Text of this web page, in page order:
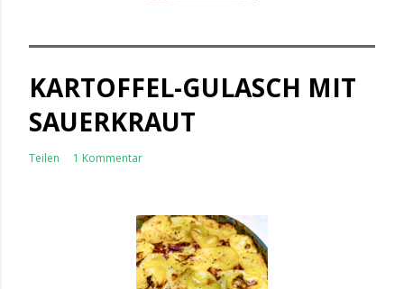
KARTOFFEL-GULASCH MIT
SAUERKRAUT
Teilen 1 Kommentar